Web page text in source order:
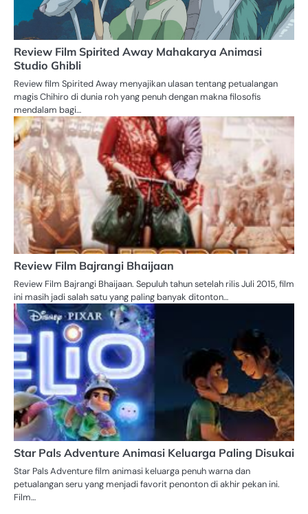
Review Film Spirited Away Mahakarya Animasi
Studio Ghibli
Review film Spirited Away menyajikan ulasan tentang petualangan
magis Chihiro di dunia roh yang penuh dengan makna filosofis
mendalam bagi…
Review Film Bajrangi Bhaijaan
Review Film Bajrangi Bhaijaan. Sepuluh tahun setelah rilis Juli 2015, film
ini masih jadi salah satu yang paling banyak ditonton…
Star Pals Adventure Animasi Keluarga Paling Disukai
Star Pals Adventure film animasi keluarga penuh warna dan
petualangan seru yang menjadi favorit penonton di akhir pekan ini.
Film…